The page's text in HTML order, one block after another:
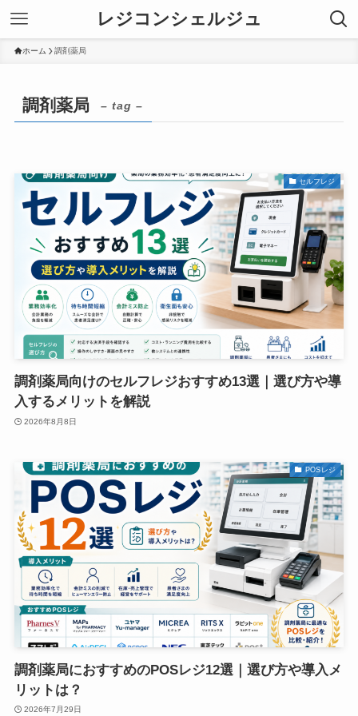
レジコンシェルジュ
ホーム 調剤薬局
調剤薬局 – tag –
セルフレジ
調剤薬局向けのセルフレジおすすめ13選｜選び方や導
入するメリットを解説
2026年8月8日
POSレジ
調剤薬局におすすめのPOSレジ12選｜選び方や導入メ
リットは？
2026年7月29日